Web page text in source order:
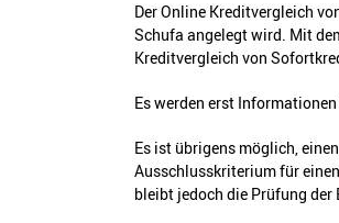
Der Online Kreditvergleich
Schufa angelegt wird. Mit
Kreditvergleich von
Es werden erst
Es ist übrigens möglich,
Ausschlusskriterium für
bleibt jedoch die Prüfung der